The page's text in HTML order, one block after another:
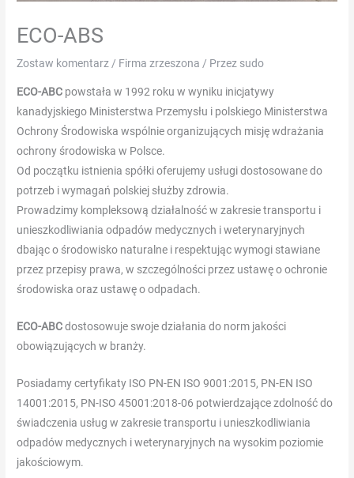
moet
eerst
de
speciale
lijst
op
de
pagina
Koralen
promotievoorwaarden
controleren.
Double
Ball
Online
Nederland
Dit
betekent
dat
u
alle
ECO-ABS
Zostaw komentarz/ Firma zrzeszona / Przez sudo
ECO-ABC powstała w 1992 roku w wyniku inicjatywy
kanadyjskiego Ministerstwa Przemysłu i polskiego Ministerstwa
Ochrony Środowiska wspólnie organizujących misję wdrażania
ochrony środowiska w Polsce.
Od początku istnienia spółki oferujemy usługi dostosowane do
potrzeb i wymagań polskiej służby zdrowia.
Prowadzimy kompleksową działalność w zakresie transportu i
unieszkodliwiania odpadów medycznych i weterynaryjnych
dbając o środowisko naturalne i respektując wymogi stawiane
przez przepisy prawa, w szczególności przez ustawę o ochronie
środowiska oraz ustawę o odpadach.
ECO-ABCdostosowuje swoje działania do norm jakości
obowiązujących w branży.
Posiadamy certyfikaty ISO PN-EN ISO 9001:2015, PN-EN ISO
14001:2015, PN-ISO 45001:2018-06 potwierdzające zdolność do
świadczenia usług w zakresie transportu i unieszkodliwiania
odpadów medycznych i weterynaryjnych na wysokim poziomie
jakościowym.